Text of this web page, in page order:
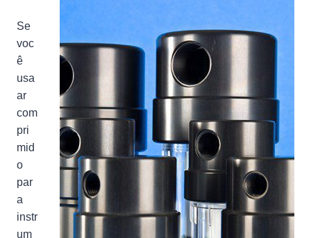
Se
voc
ê
usa
ar
com
pri
mid
o
par
a
instr
um